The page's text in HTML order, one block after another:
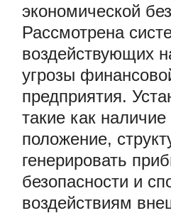
экономической
Рассмотрена
воздействующих
угрозы
предприятия.
такие как
положение,
генерировать
безопасности и
воздействиям